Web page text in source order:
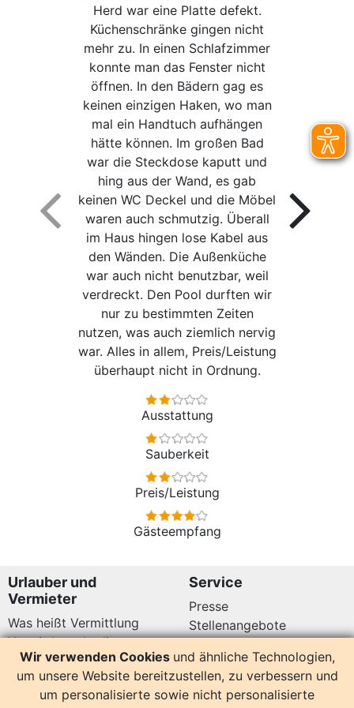
Herd war eine Platte defekt.
Küchenschränke gingen nicht
mehr zu. In einen Schlafzimmer
konnte man das Fenster nicht
öffnen. In den Bädern gag es
keinen einzigen Haken, wo man
mal ein Handtuch aufhängen
hätte können. Im großen Bad
war die Steckdose kaputt und
hing aus der Wand, es gab
keinen WC Deckel und die Möbel
waren auch schmutzig. Überall
im Haus hingen lose Kabel aus
den Wänden. Die Außenküche
war auch nicht benutzbar, weil
verdreckt. Den Pool durften wir
nur zu bestimmten Zeiten
nutzen, was auch ziemlich nervig
war. Alles in allem, Preis/Leistung
überhaupt nicht in Ordnung.
Ausstattung
Sauberkeit
Preis/Leistung
Gästeempfang
Urlauber und
Vermieter
Was heißt Vermittlung
Vermittlungsbedingungen
Datenschutz
Service
Presse
Stellenangebote
Kundenbewertungen Hier sind wir auch
Wir verwenden Cookies und ähnliche Technologien,
um unsere Website bereitzustellen, zu verbessern und
um personalisierte sowie nicht personalisierte